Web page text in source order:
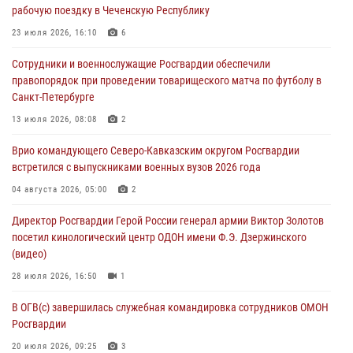
07 августа 2026, 05:00
с детьми внутри
07 августа 2026, 04:10 1
Оказавшего сопротивление злоумышленника задержали при
07 августа 2026, 04:00 1
При силовой поддержке спецназа Росгвардии в Красноярском крае
(видео)
1
рабочую поездку в Чеченскую Республику
23 июля 2026, 16:10 6
Сотрудники и военнослужащие Росгвардии обеспечили
правопорядок при проведении товарищеского матча по футболу в
Санкт-Петербурге
13 июля 2026, 08:08 2
Врио командующего Северо-Кавказским округом Росгвардии
встретился с выпускниками военных вузов 2026 года
04 августа 2026, 05:00 2
Директор Росгвардии Герой России генерал армии Виктор Золотов
посетил кинологический центр ОДОН имени Ф.Э. Дзержинского
(видео)
28 июля 2026, 16:50 1
В ОГВ(с) завершилась служебная командировка сотрудников ОМОН
Росгвардии
20 июля 2026, 09:25 3